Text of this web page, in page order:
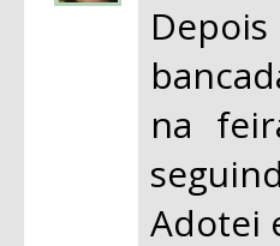
na
Adotei